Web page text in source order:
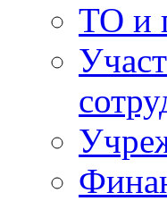
ТО и